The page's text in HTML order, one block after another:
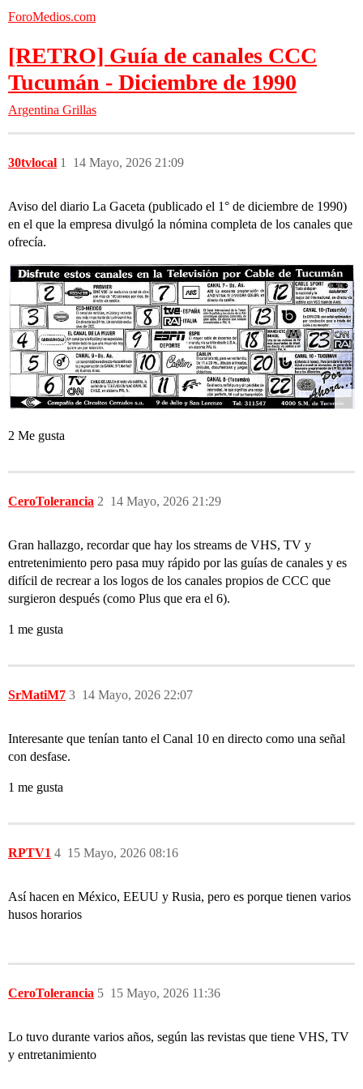
ForoMedios.com
[RETRO] Guía de canales CCC
Tucumán - Diciembre de 1990
Argentina Grillas
30tvlocal 14 Mayo, 2026 21:09
1
Aviso del diario La Gaceta (publicado el 1° de diciembre de 1990)
en el que la empresa divulgó la nómina completa de los canales que
ofrecía.
2 Me gusta
CeroTolerancia 14 Mayo, 2026 21:29
2
Gran hallazgo, recordar que hay los streams de VHS, TV y
entretenimiento pero pasa muy rápido por las guías de canales y es
difícil de recrear a los logos de los canales propios de CCC que
surgieron después (como Plus que era el 6).
1 me gusta
SrMatiM7 14 Mayo, 2026 22:07
3
Interesante que tenían tanto el Canal 10 en directo como una señal
con desfase.
1 me gusta
RPTV1 15 Mayo, 2026 08:16
4
Así hacen en México, EEUU y Rusia, pero es porque tienen varios
husos horarios
CeroTolerancia 15 Mayo, 2026 11:36
5
Lo tuvo durante varios años, según las revistas que tiene VHS, TV
y entretanimiento